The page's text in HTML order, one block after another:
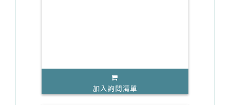
加入詢問清單